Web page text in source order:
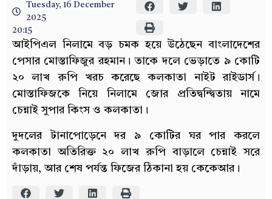
Tuesday, 16 December
2025
20:15
আইপিএল নিলামে বড় চমক হয়ে উঠেছেন বাংলাদেশের
পেসার মোস্তাফিজুর রহমান। তাকে দলে ভেড়াতে ৯ কোটি
২০ লাখ রুপি খরচ করেছে কলকাতা নাইট রাইডার্স।
মোস্তাফিজকে নিয়ে নিলামে জোর প্রতিদ্বন্দ্বিতায় নামে
চেন্নাই সুপার কিংস ও কলকাতা।
দুদলের টানাপোড়েনে দর ৯ কোটির ঘর পার করলে
কলকাতা অতিরিক্ত ২০ লাখ রুপি বাড়ালে চেন্নাই সরে
দাঁড়ায়, আর শেষ পর্যন্ত ফিজের ঠিকানা হয় কেকেআর।